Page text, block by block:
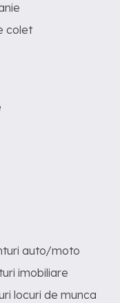
colet
auto/moto
imobiliare
locuri de munca